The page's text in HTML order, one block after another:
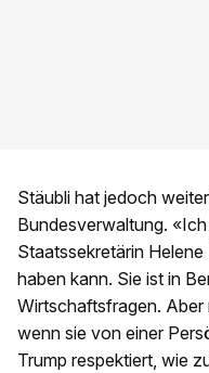
Stäubli hat jedoch
Bundesverwaltung.
Staatssekretärin
haben kann. Sie ist in
Wirtschaftsfragen. Aber
wenn sie von einer
Trump respektiert, wie